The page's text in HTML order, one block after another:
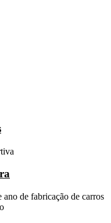
de fabricação de carros